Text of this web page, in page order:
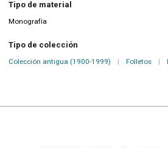
Tipo de material
Monografía
Tipo de colección
Colección antigua (1900-1999) | Folletos |